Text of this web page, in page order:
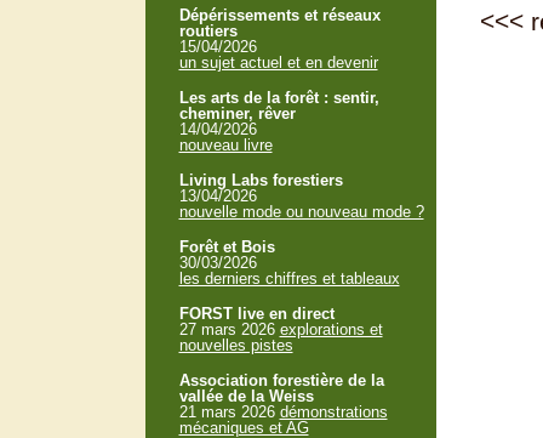
<<<
Dépérissements et réseaux
routiers
15/04/2026
un sujet actuel et en devenir
Les arts de la forêt : sentir,
cheminer, rêver
14/04/2026
nouveau livre
Living Labs forestiers
13/04/2026
nouvelle mode ou nouveau mode ?
Forêt et Bois
30/03/2026
les derniers chiffres et tableaux
FORST live en direct
27 mars 2026 explorations et
nouvelles pistes
Association forestière de la
vallée de la Weiss
21 mars 2026 démonstrations
mécaniques et AG